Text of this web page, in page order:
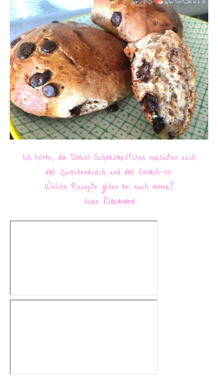
Ich hoffe, die Dinkel-Schokobrötchen versüßen euch
das Zwischendurch und das Einfach-so.
Welche Rezepte gehen bei euch immer?
Eure Klaramama